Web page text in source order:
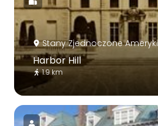
Stany Zjednoczone Ameryki
Harbor Hill
1.9 km